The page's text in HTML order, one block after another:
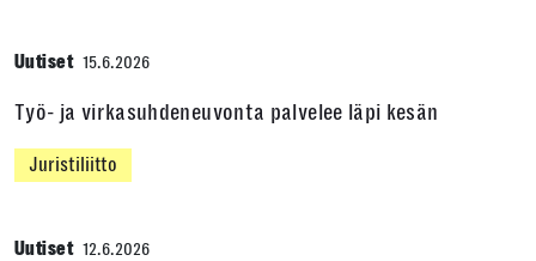
Uutiset 15.6.2026
Työ- ja virkasuhdeneuvonta palvelee läpi kesän
Juristiliitto
Uutiset 12.6.2026